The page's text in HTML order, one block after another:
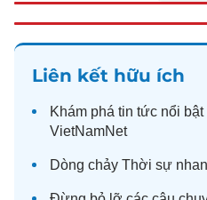
Liên kết hữu ích
Khám phá tin tức nổi bật
VietNamNet
Dòng chảy Thời sự